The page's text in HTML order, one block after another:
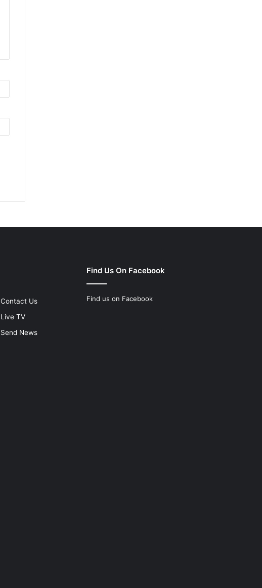
Contact Us
Live TV
Send News
Find Us On Facebook
Find us on Facebook